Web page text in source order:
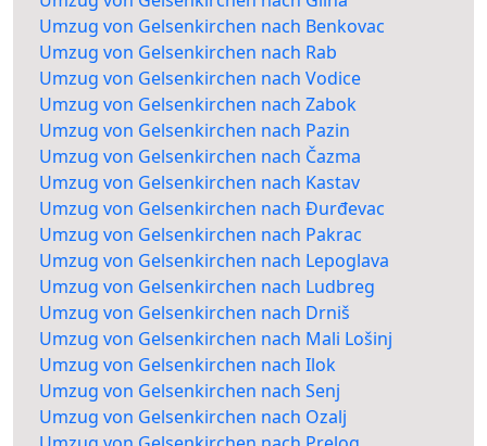
Umzug von Gelsenkirchen nach Benkovac
Umzug von Gelsenkirchen nach Rab
Umzug von Gelsenkirchen nach Vodice
Umzug von Gelsenkirchen nach Zabok
Umzug von Gelsenkirchen nach Pazin
Umzug von Gelsenkirchen nach Čazma
Umzug von Gelsenkirchen nach Kastav
Umzug von Gelsenkirchen nach Đurđevac
Umzug von Gelsenkirchen nach Pakrac
Umzug von Gelsenkirchen nach Lepoglava
Umzug von Gelsenkirchen nach Ludbreg
Umzug von Gelsenkirchen nach Drniš
Umzug von Gelsenkirchen nach Mali Lošinj
Umzug von Gelsenkirchen nach Ilok
Umzug von Gelsenkirchen nach Senj
Umzug von Gelsenkirchen nach Ozalj